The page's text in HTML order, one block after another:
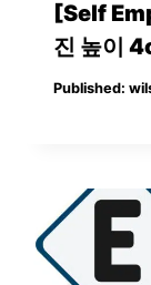
[Self
진 높이
Published: